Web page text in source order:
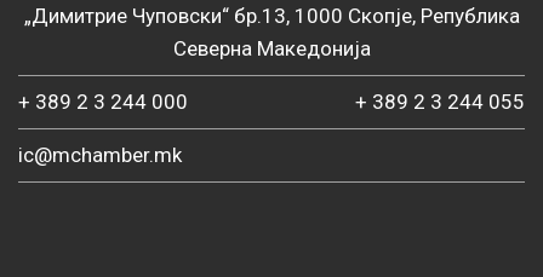
„Димитрие Чуповски“ бр.13, 1000 Скопје, Република
Северна Македонија
+ 389 2 3 244 000 + 389 2 3 244 055
ic@mchamber.mk